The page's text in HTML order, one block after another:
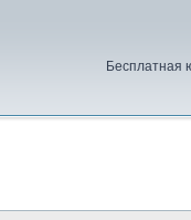
Бесплатная